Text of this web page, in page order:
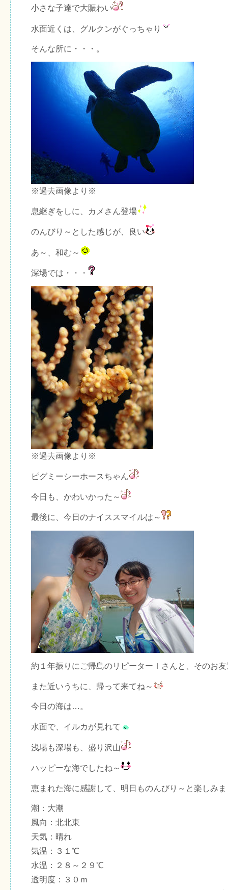
小さな子達で大賑わい
水面近くは、グルクンがぐっちゃり
そんな所に・・・。
※過去画像より※
息継ぎをしに、カメさん登場
のんびり～とした感じが、良い
あ～、和む～
深場では・・・
※過去画像より※
ピグミーシーホースちゃん
今日も、かわいかった～
最後に、今日のナイススマイルは～
約１年振りにご帰島のリピーターＩさんと、そのお
また近いうちに、帰って来てね～
今日の海は…。
水面で、イルカが見れて
浅場も深場も、盛り沢山
ハッピーな海でしたね～
恵まれた海に感謝して、明日ものんびり～と楽しみ
潮：大潮
風向：北北東
天気：晴れ
気温：３１℃
水温：２８～２９℃
透明度：３０ｍ